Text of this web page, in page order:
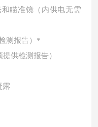
瞄准镜（内供电无需
测报告） *
提供检测报告）
露